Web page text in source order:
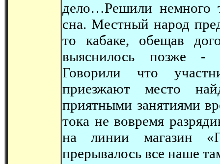
дело…Решили
сна. Местный народ
то кабаке, обещав
выяснилось позже -
Говорили что
приезжают место
приятными занятиями
тока не вовремя
на линии магазин
прерывалось все наше